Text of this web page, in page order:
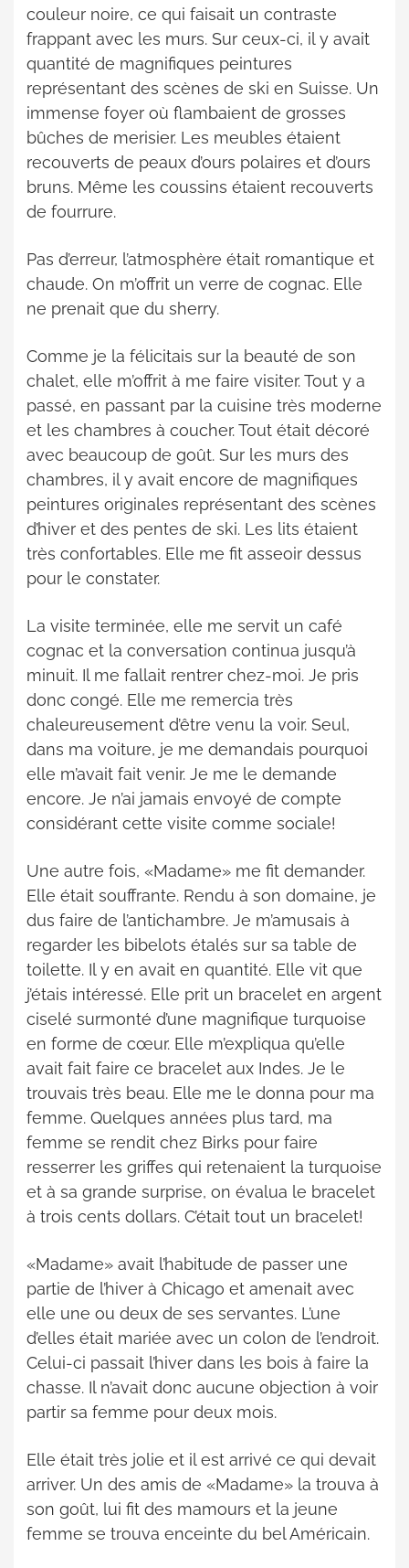
couleur noire, ce qui faisait un contraste
frappant avec les murs. Sur ceux-ci, il y avait
quantité de magnifiques peintures
représentant des scènes de ski en Suisse. Un
immense foyer où flambaient de grosses
bûches de merisier. Les meubles étaient
recouverts de peaux d’ours polaires et d’ours
bruns. Même les coussins étaient recouverts
de fourrure.
Pas d’erreur, l’atmosphère était romantique et
chaude. On m’offrit un verre de cognac. Elle
ne prenait que du sherry.
Comme je la félicitais sur la beauté de son
chalet, elle m’offrit à me faire visiter. Tout y a
passé, en passant par la cuisine très moderne
et les chambres à coucher. Tout était décoré
avec beaucoup de goût. Sur les murs des
chambres, il y avait encore de magnifiques
peintures originales représentant des scènes
d’hiver et des pentes de ski. Les lits étaient
très confortables. Elle me fit asseoir dessus
pour le constater.
La visite terminée, elle me servit un café
cognac et la conversation continua jusqu’à
minuit. Il me fallait rentrer chez-moi. Je pris
donc congé. Elle me remercia très
chaleureusement d’être venu la voir. Seul,
dans ma voiture, je me demandais pourquoi
elle m’avait fait venir. Je me le demande
encore. Je n’ai jamais envoyé de compte
considérant cette visite comme sociale!
Une autre fois, «Madame» me fit demander.
Elle était souffrante. Rendu à son domaine, je
dus faire de l’antichambre. Je m’amusais à
regarder les bibelots étalés sur sa table de
toilette. Il y en avait en quantité. Elle vit que
j’étais intéressé. Elle prit un bracelet en argent
ciselé surmonté d’une magnifique turquoise
en forme de cœur. Elle m’expliqua qu’elle
avait fait faire ce bracelet aux Indes. Je le
trouvais très beau. Elle me le donna pour ma
femme. Quelques années plus tard, ma
femme se rendit chez Birks pour faire
resserrer les griffes qui retenaient la turquoise
et à sa grande surprise, on évalua le bracelet
à trois cents dollars. C’était tout un bracelet!
«Madame» avait l’habitude de passer une
partie de l’hiver à Chicago et amenait avec
elle une ou deux de ses servantes. L’une
d’elles était mariée avec un colon de l’endroit.
Celui-ci passait l’hiver dans les bois à faire la
chasse. Il n’avait donc aucune objection à voir
partir sa femme pour deux mois.
Elle était très jolie et il est arrivé ce qui devait
arriver. Un des amis de «Madame» la trouva à
son goût, lui fit des mamours et la jeune
femme se trouva enceinte du bel Américain.